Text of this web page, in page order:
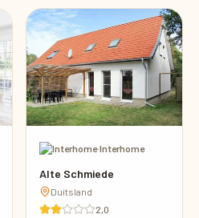
·Interhome
Alte Schmiede
Duitsland
2,0